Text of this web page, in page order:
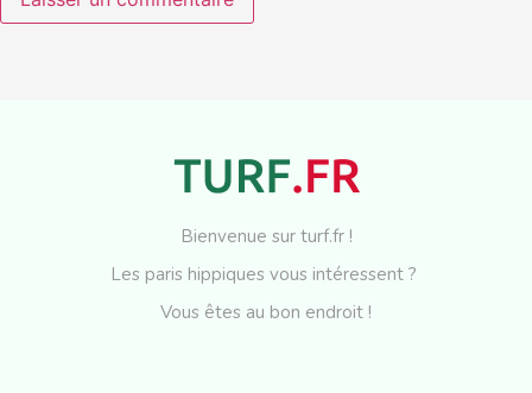
Bienvenue sur turf.fr !
Les paris hippiques vous intéressent ?
Vous êtes au bon endroit !